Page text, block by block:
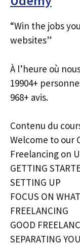
“Win the jobs
websites”
À l’heure où
19904+
968+ avis.
Contenu du
Welcome to our
Freelancing on
GETTING
SETTING UP
FOCUS ON
FREELANCING
GOOD
SEPARATING